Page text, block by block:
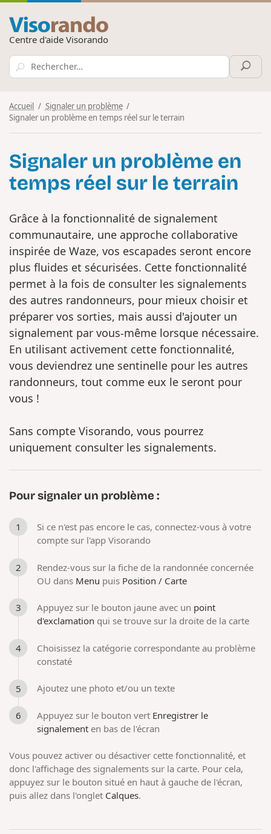
Centre d'aide Visorando
Accueil
Signaler un problème
Signaler un problème en temps réel sur le terrain
Signaler un problème en
temps réel sur le terrain
Grâce à la fonctionnalité de signalement
communautaire, une approche collaborative
inspirée de Waze, vos escapades seront encore
plus fluides et sécurisées. Cette fonctionnalité
permet à la fois de consulter les signalements
des autres randonneurs, pour mieux choisir et
préparer vos sorties, mais aussi d'ajouter un
signalement par vous-même lorsque nécessaire.
En utilisant activement cette fonctionnalité,
vous deviendrez une sentinelle pour les autres
randonneurs, tout comme eux le seront pour
vous !
Sans compte Visorando, vous pourrez
uniquement consulter les signalements.
Pour signaler un problème :
Si ce n'est pas encore le cas, connectez-vous à votre
compte sur l'app Visorando
Rendez-vous sur la fiche de la randonnée concernée
OU dans Menu puis Position / Carte
Appuyez sur le bouton jaune avec un point
d'exclamation qui se trouve sur la droite de la carte
Choisissez la catégorie correspondante au problème
constaté
Ajoutez une photo et/ou un texte
Appuyez sur le bouton vert Enregistrer le
signalement en bas de l'écran
Vous pouvez activer ou désactiver cette fonctionnalité, et
donc l'affichage des signalements sur la carte. Pour cela,
appuyez sur le bouton situé en haut à gauche de l'écran,
puis allez dans l'onglet Calques.